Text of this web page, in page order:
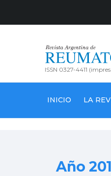
ISSN 0327-4411
INICIO LA
Año